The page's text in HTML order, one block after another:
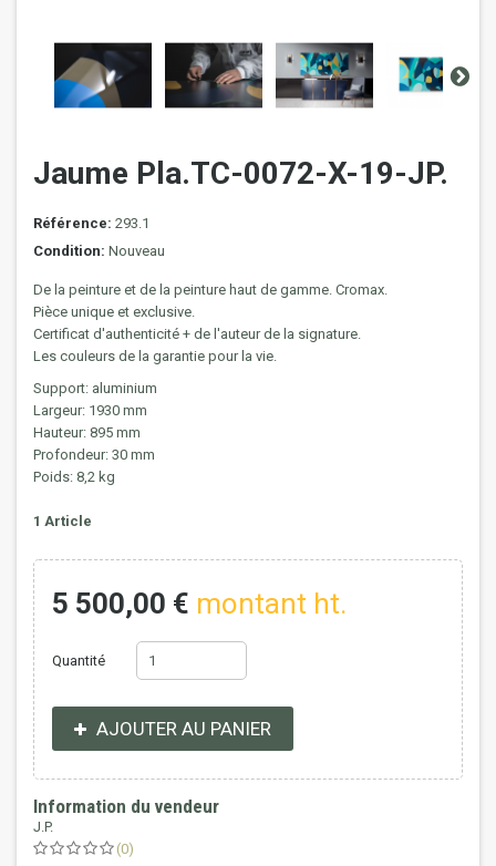
Jaume Pla.TC-0072-X-19-JP.
Référence: 293.1
Condition: Nouveau
De la peinture et de la peinture haut de gamme. Cromax.
Pièce unique et exclusive.
Certificat d'authenticité + de l'auteur de la signature.
Les couleurs de la garantie pour la vie.
Support: aluminium
Largeur: 1930 mm
Hauteur: 895 mm
Profondeur: 30 mm
Poids: 8,2 kg
1 Article
5 500,00 € montant ht.
Quantité
AJOUTER AU PANIER
Information du vendeur
J.P.
(0)